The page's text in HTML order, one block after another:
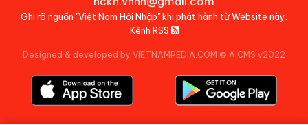
Ghi rõ nguồn "Việt Nam Hội Nhập" khi phát hành từ Website này.
Kênh RSS
Designed & developed by VIETNAMPEDIA.COM © AICMS v2022